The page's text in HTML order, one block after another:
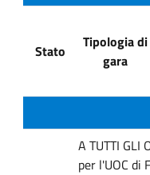
Stato
Tipologia di
gara
A TUTTI GLI
per l'UOC di